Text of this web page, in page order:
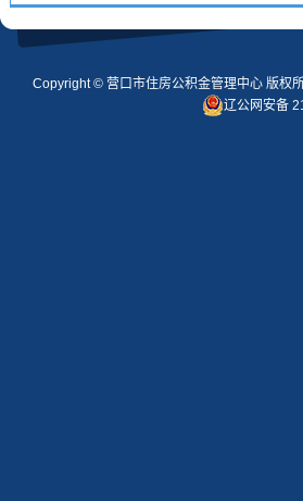
Copyright © 营口市住房公积金管理中心版权
辽公网安备